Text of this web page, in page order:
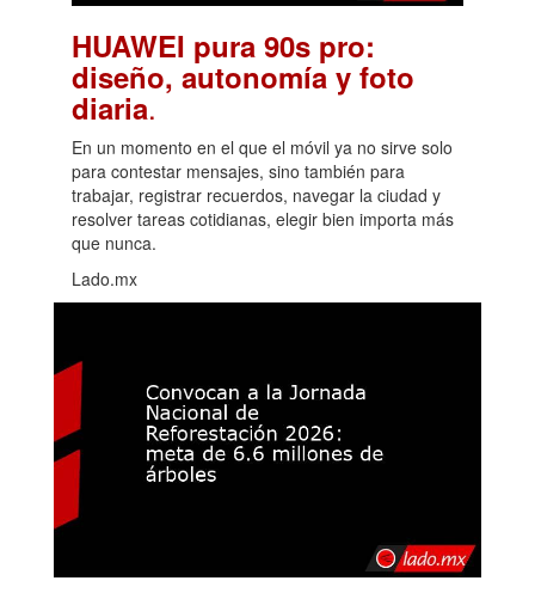
HUAWEI pura 90s pro:
diseño, autonomía y foto
diaria.
En un momento en el que el móvil ya no sirve solo
para contestar mensajes, sino también para
trabajar, registrar recuerdos, navegar la ciudad y
resolver tareas cotidianas, elegir bien importa más
que nunca.
Lado.mx